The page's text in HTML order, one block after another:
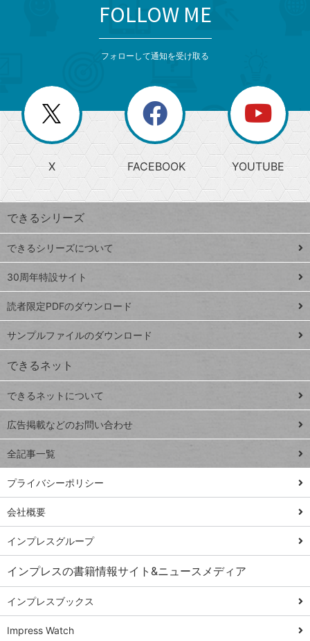
じ
る
search
検
索
上
昇
ワ
ー
ド
Google
スプレ
ッドシ
ート
iPhone
VLOOKUP
close
閉じ
る
閉
じ
る
ー
か
ら
探
す
ト
ッ
プ
ペ
ジ
連載
Excel Q&A
トイアンナ流仕
事術
ではじめる業務
の完全自動化
AI議事録作成術
Windows 11
Q&A
Teams踏み込み
活用術
Excel講師の仕事
術
FOLLOW ME
フォローして通知を受け取る
X FACEBOOK YOUTUBE
できるシリーズ
できるシリーズについて
30周年特設サイト
読者限定PDFのダウンロード
サンプルファイルのダウンロード
できるネット
できるネットについて
広告掲載などのお問い合わせ
全記事一覧
プライバシーポリシー
会社概要
インプレスグループ
インプレスの書籍情報サイト&ニュースメディア
インプレスブックス
Impress Watch